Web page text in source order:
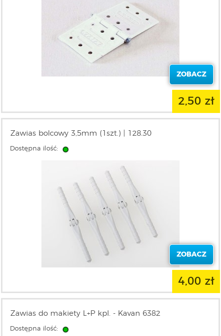
ZOBACZ
2,50 zł
Zawias bolcowy 3,5mm (1szt.) | 128.30
Dostępna ilość:
ZOBACZ
4,00 zł
Zawias do makiety L+P kpl. - Kavan 6382
Dostępna ilość: